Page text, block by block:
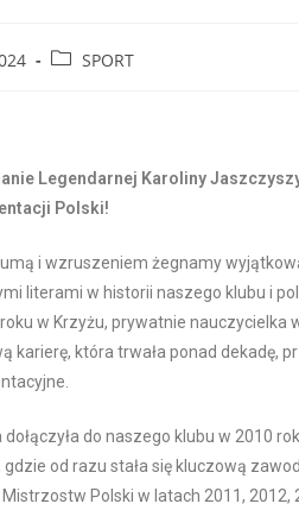
SPORT
Legendarnej Karoliny
Polski!
i wzruszeniem żegnamy
literami w historii naszego klubu i
w Krzyżu, prywatnie nauczycielka
karierę, która trwała ponad dekadę,
dołączyła do naszego klubu w 2010
gdzie od razu stała się kluczową
Polski w latach 2011, 2012,